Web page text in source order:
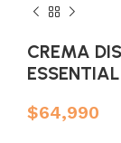
CREMA
ESSENTIAL
$64,990